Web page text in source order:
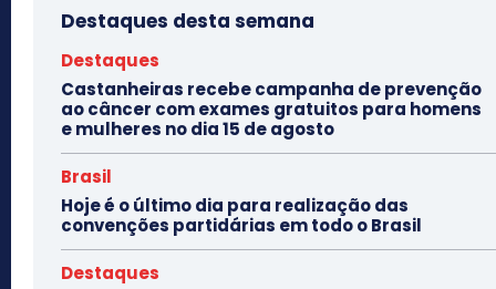
Destaques desta semana
Destaques
Castanheiras recebe campanha de prevenção
ao câncer com exames gratuitos para homens
e mulheres no dia 15 de agosto
Brasil
Hoje é o último dia para realização das
convenções partidárias em todo o Brasil
Destaques